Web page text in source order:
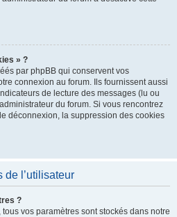
» ?
par phpBB qui conservent vos
connexion au forum. Ils fournissent aussi
de lecture des messages (lu ou
du forum. Si vous rencontrez
déconnexion, la suppression des cookies
de l’utilisateur
?
vos paramètres sont stockés dans notre